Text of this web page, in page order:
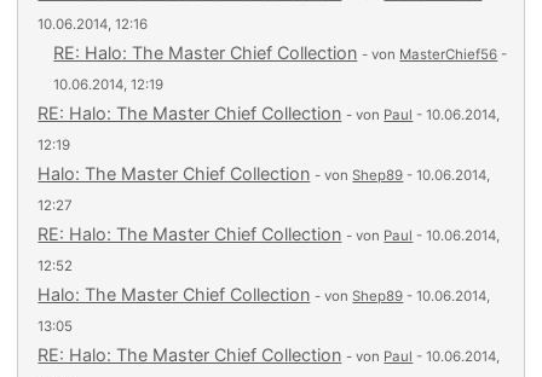
10.06.2014, 12:16
RE: Halo: The Master Chief Collection - von MasterChief56 -
10.06.2014, 12:19
RE: Halo: The Master Chief Collection - von Paul - 10.06.2014,
12:19
Halo: The Master Chief Collection - vonShep89 - 10.06.2014,
12:27
RE: Halo: The Master Chief Collection - von Paul - 10.06.2014,
12:52
Halo: The Master Chief Collection - vonShep89 - 10.06.2014,
13:05
RE: Halo: The Master Chief Collection - von Paul - 10.06.2014,